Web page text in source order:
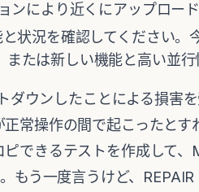
により近くにアップロード
状況を確認してください。
たは新しい機能と高い並行
ウンしたことによる損害を
常操作の間で起こったとす
できるテストを作成して
もう一度言うけど、